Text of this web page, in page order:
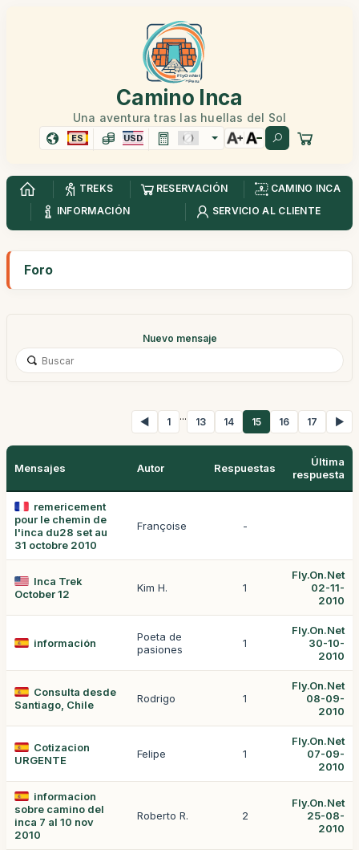
Camino Inca
Una aventura tras las huellas del Sol
ES USD
TREKS RESERVACIÓN
CAMINO INCA
INFORMACIÓN
SERVICIO AL CLIENTE
Foro
Nuevo mensaje
◀ 1 ... 13 14 15 16 17 ▶
Mensajes Autor Respuestas
Última
respuesta
remericement
pour le chemin de
l'inca du28 set au
31 octobre 2010
Françoise -
Inca Trek
October 12
Kim H. 1
Fly.On.Net
02-11-
2010
información
Poeta de
pasiones
1
Fly.On.Net
30-10-
2010
Consulta desde
Santiago, Chile
Rodrigo 1
Fly.On.Net
08-09-
2010
Cotizacion
URGENTE
Felipe 1
Fly.On.Net
07-09-
2010
informacion
sobre camino del
inca 7 al 10 nov
2010
Roberto R. 2
Fly.On.Net
25-08-
2010